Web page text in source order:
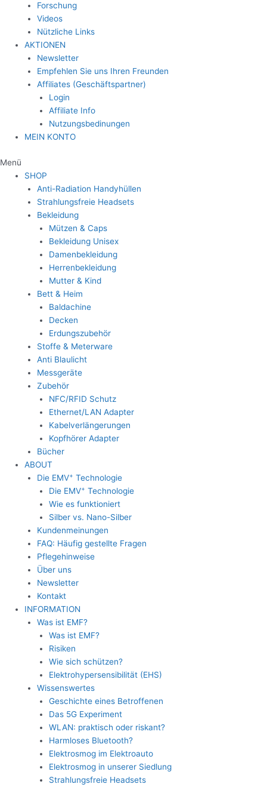
Forschung
Videos
Nützliche Links
AKTIONEN
Newsletter
Empfehlen Sie uns Ihren Freunden
Affiliates (Geschäftspartner)
Login
Affiliate Info
Nutzungsbedinungen
MEIN KONTO
Menü
SHOP
Anti-Radiation Handyhüllen
Strahlungsfreie Headsets
Bekleidung
Mützen & Caps
Bekleidung Unisex
Damenbekleidung
Herrenbekleidung
Mutter & Kind
Bett & Heim
Baldachine
Decken
Erdungszubehör
Stoffe & Meterware
Anti Blaulicht
Messgeräte
Zubehör
NFC/RFID Schutz
Ethernet/LAN Adapter
Kabelverlängerungen
Kopfhörer Adapter
Bücher
ABOUT
Die EMV+ Technologie
Die EMV+ Technologie
Wie es funktioniert
Silber vs. Nano-Silber
Kundenmeinungen
FAQ: Häufig gestellte Fragen
Pflegehinweise
Über uns
Newsletter
Kontakt
INFORMATION
Was ist EMF?
Was ist EMF?
Risiken
Wie sich schützen?
Elektrohypersensibilität (EHS)
Wissenswertes
Geschichte eines Betroffenen
Das 5G Experiment
WLAN: praktisch oder riskant?
Harmloses Bluetooth?
Elektrosmog im Elektroauto
Elektrosmog in unserer Siedlung
Strahlungsfreie Headsets